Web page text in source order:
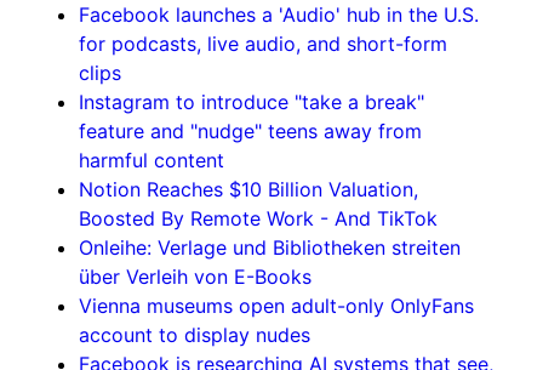
Facebook launches a 'Audio' hub in the U.S.
for podcasts, live audio, and short-form
clips
Instagram to introduce "take a break"
feature and "nudge" teens away from
harmful content
Notion Reaches $10 Billion Valuation,
Boosted By Remote Work - And TikTok
Onleihe: Verlage und Bibliotheken streiten
über Verleih von E-Books
Vienna museums open adult-only OnlyFans
account to display nudes
Facebook is researching AI systems that see,